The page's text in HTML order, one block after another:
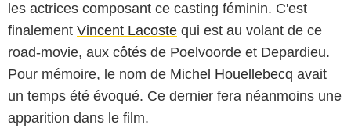
les actrices composant ce casting féminin. C'est
finalement Vincent Lacoste qui est au volant de ce
road-movie, aux côtés de Poelvoorde et Depardieu.
Pour mémoire, le nom de Michel Houellebecq avait
un temps été évoqué. Ce dernier fera néanmoins une
apparition dans le film.